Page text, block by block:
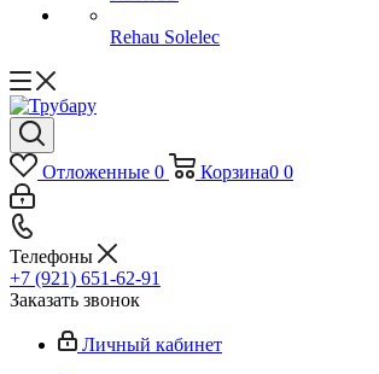
Rehau Solelec
Отложенные 0 Корзина0 0
Телефоны
+7 (921) 651-62-91
Заказать звонок
Личный кабинет